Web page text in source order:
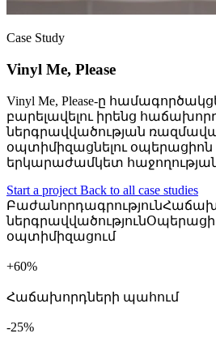
Case Study
Vinyl Me, Please
Vinyl Me, Please-ը
բարելավելու իրենց
ներգրավվածության
օպտիմիզացնելու օպերացիոն
երկարաժամկետ
Start a projectBack to all case studies
Բաժանորդագրություն
ներգրավվածություն
օպտիմիզացում
+ %
Հաճախորդների պահում
%